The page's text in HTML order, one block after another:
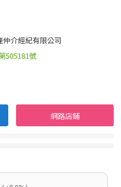
仲介經紀有限公司
505181號
網路店鋪